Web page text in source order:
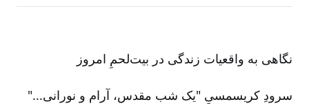
نگاهی به واقعیات زندگی در بیت‌لحمِ امروز
سرودِ کریسمسیِ "یک شب مقدس، آرام و نورانی..."